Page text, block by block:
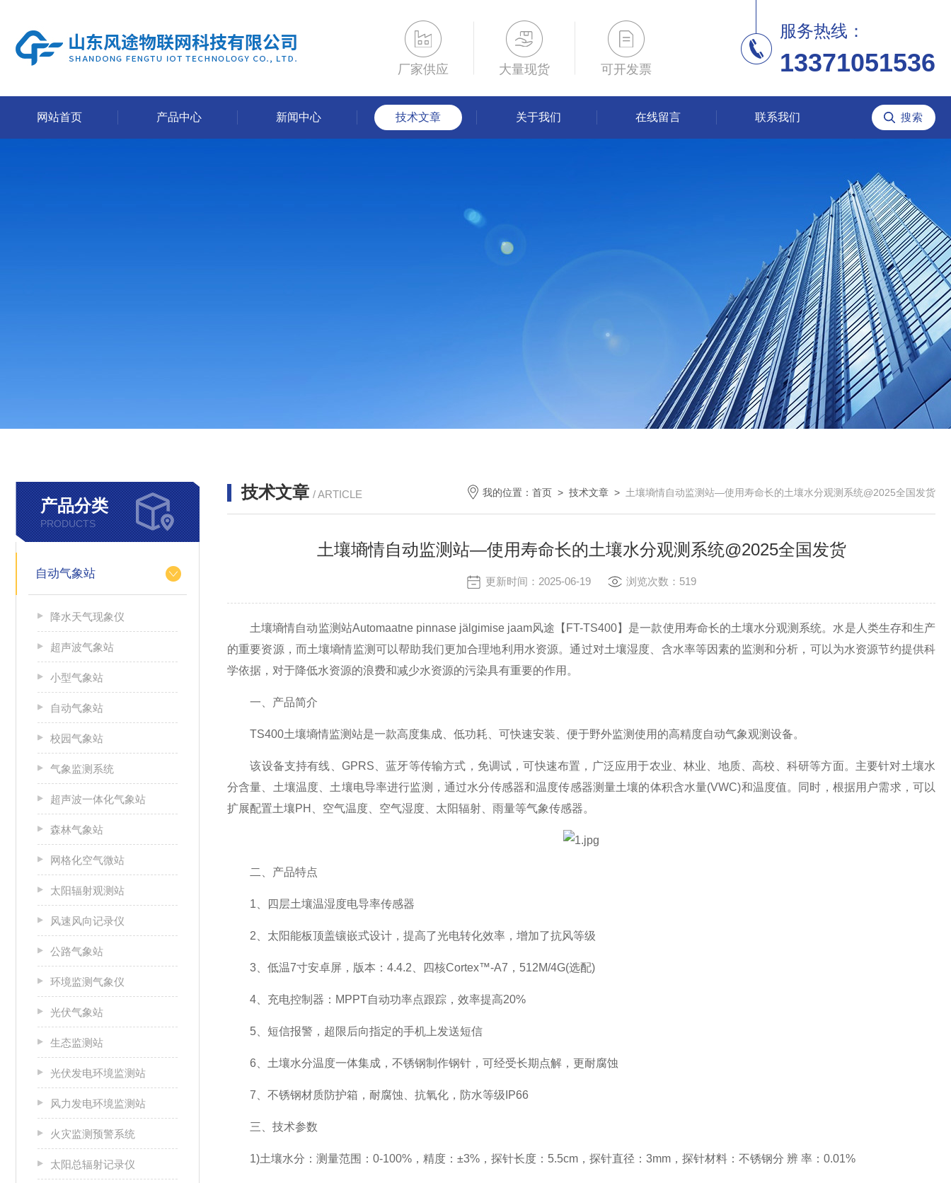
厂家供应 大量现货 可开发票
服务热线：
13371051536
网站首页 产品中心 新闻中心 技术文章 关于我们 在线留言 联系我们
产品分类
PRODUCTS
自动气象站
降水天气现象仪
超声波气象站
小型气象站
自动气象站
校园气象站
气象监测系统
超声波一体化气象站
森林气象站
网格化空气微站
太阳辐射观测站
风速风向记录仪
公路气象站
环境监测气象仪
光伏气象站
生态监测站
光伏发电环境监测站
风力发电环境监测站
火灾监测预警系统
太阳总辐射记录仪
技术文章 / ARTICLE 我的位置： 首页 > 技术文章 > 土壤墒情自动监测站—使用寿命长的土壤水分观测系统@2025全国发货
土壤墒情自动监测站—使用寿命长的土壤水分观测系统@2025全国发货
更新时间：2025-06-19 浏览次数：519
土壤墒情自动监测站Automaatne pinnase jälgimise jaam风途【FT-TS400】是一款使用寿命长的土壤水分观测系统。水是人类生存和生产
的重要资源，而土壤墒情监测可以帮助我们更加合理地利用水资源。通过对土壤湿度、含水率等因素的监测和分析，可以为水资源节约提供科
学依据，对于降低水资源的浪费和减少水资源的污染具有重要的作用。
一、产品简介
TS400土壤墒情监测站是一款高度集成、低功耗、可快速安装、便于野外监测使用的高精度自动气象观测设备。
该设备支持有线、GPRS、蓝牙等传输方式，免调试，可快速布置，广泛应用于农业、林业、地质、高校、科研等方面。主要针对土壤水
分含量、土壤温度、土壤电导率进行监测，通过水分传感器和温度传感器测量土壤的体积含水量(VWC)和温度值。同时，根据用户需求，可以
扩展配置土壤PH、空气温度、空气湿度、太阳辐射、雨量等气象传感器。
二、产品特点
1、四层土壤温湿度电导率传感器
2、太阳能板顶盖镶嵌式设计，提高了光电转化效率，增加了抗风等级
3、低温7寸安卓屏，版本：4.4.2、四核Cortex™-A7，512M/4G(选配)
4、充电控制器：MPPT自动功率点跟踪，效率提高20%
5、短信报警，超限后向指定的手机上发送短信
6、土壤水分温度一体集成，不锈钢制作钢针，可经受长期点解，更耐腐蚀
7、不锈钢材质防护箱，耐腐蚀、抗氧化，防水等级IP66
三、技术参数
1)土壤水分：测量范围：0-100%，精度：±3%，探针长度：5.5cm，探针直径：3mm，探针材料：不锈钢分 辨 率：0.01%